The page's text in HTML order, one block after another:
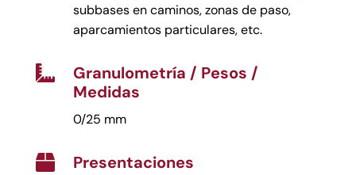
subbases en caminos, zonas de paso,
aparcamientos particulares, etc.

Granulometría / Pesos /
Medidas
0/25 mm
 Presentaciones